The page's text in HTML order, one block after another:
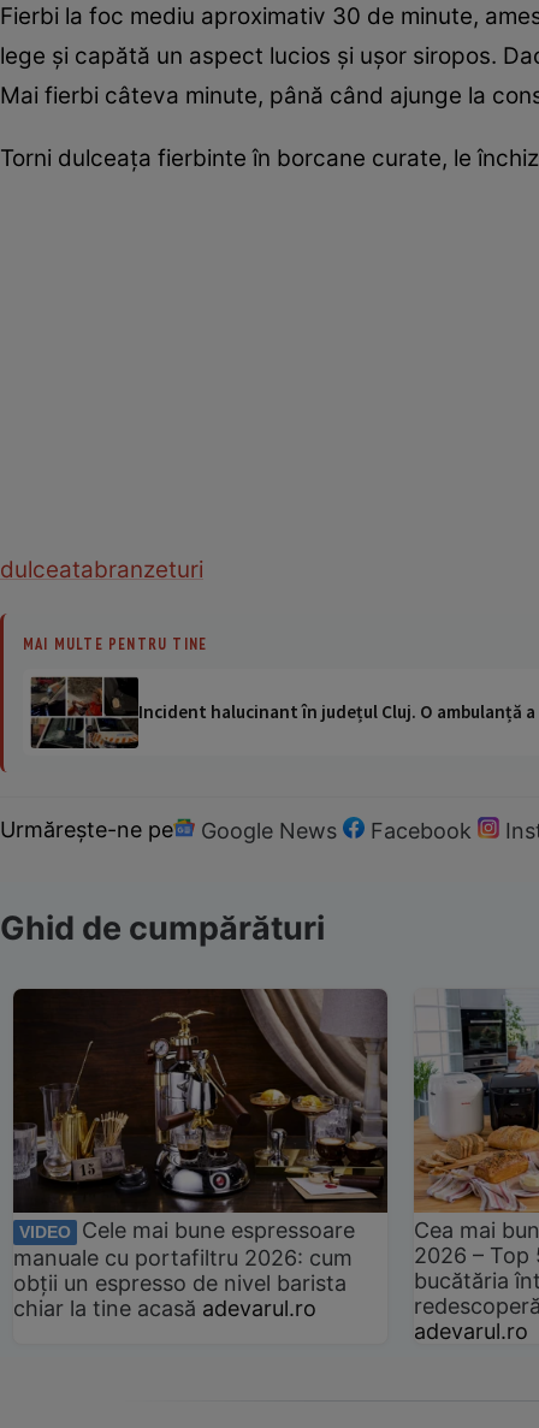
Fierbi la foc mediu aproximativ 30 de minute,
lege și capătă un aspect lucios și ușor siropos.
Mai fierbi câteva minute, până când ajunge la
Torni dulceața fierbinte în borcane curate, le
dulceatabranzeturi
MAI MULTE PENTRU TINE
Incident halucinant în județul Cluj. O ambulanță
Urmărește-ne pe Google News Facebook
Ghid de cumpărături
VIDEO
Cele mai bune espressoare
manuale cu portafiltru 2026: cum
obții un espresso de nivel barista
chiar la tine acasă adevarul.ro
Cea mai
2026 –
bucătăria
adevarul.ro